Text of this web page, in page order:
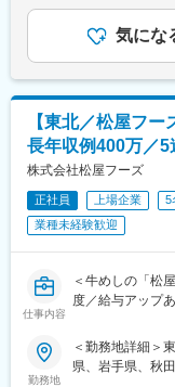
す。
連休も取得可能
お休みはエリア
エリア15店舗程
＜現場を思いや
本部の社員の9割
課題を出来るだ
す。
・パネル生産に
繋がる技術改良
・次世代の大規
自ら開発した製
機EL照明を世の
【キャリアパスプ
部門内で研究技
上させ、研究技
キャリアをイメー
出向：OLED青
■Material
代表的なプラス
性があります。
気にな
【東北／松屋フ
長年収例400万／
株式会社松屋フーズ
正社員 上場企業 5
業種未経験歓迎
仕事内容
＜牛めしの「松
度／給与アップ
■業務内容：
勤務地
＜勤務地詳細＞
県、岩手県、秋